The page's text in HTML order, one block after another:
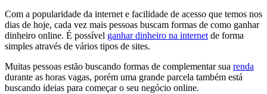
Com a popularidade da internet e facilidade de acesso que temos nos
dias de hoje, cada vez mais pessoas buscam formas de como ganhar
dinheiro online. É possível ganhar dinheiro na internetde forma
simples através de vários tipos de sites.
Muitas pessoas estão buscando formas de complementar sua renda
durante as horas vagas, porém uma grande parcela também está
buscando ideias para começar o seu negócio online.